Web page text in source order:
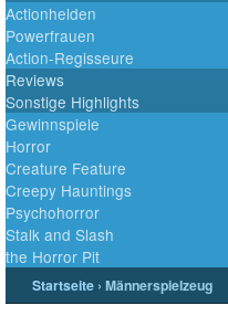
Actionhelden
Powerfrauen
Action-Regisseure
Reviews
Sonstige Highlights
Gewinnspiele
Horror
Creature Feature
Creepy Hauntings
Psychohorror
Stalk and Slash
the Horror Pit
Startseite › Männerspielzeug